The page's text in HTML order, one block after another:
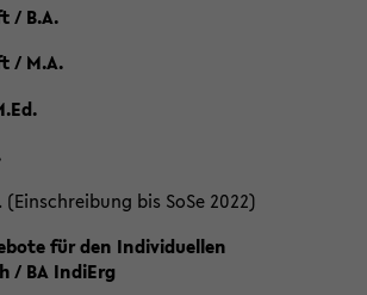
/ B.A.
/ M.A.
(Einschreibung bis SoSe 2022)
für den Individuellen
/ BA IndiErg